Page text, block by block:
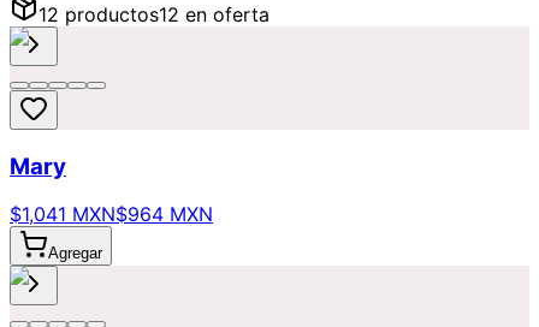
12 productos12 en oferta
Mary
$1,041 MXN$964 MXN
Agregar